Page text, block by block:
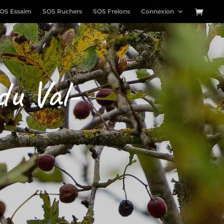
Essaim SOS Ruchers SOS Frelons Connexion
Val-